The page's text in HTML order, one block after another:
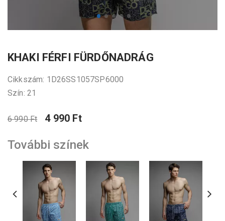
KHAKI FÉRFI FÜRDŐNADRÁG
Cikkszám: 1D26SS1057SP6000
Szín: 21
6 990 Ft 4 990 Ft
További színek